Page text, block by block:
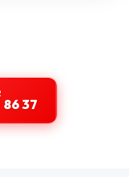
86 37